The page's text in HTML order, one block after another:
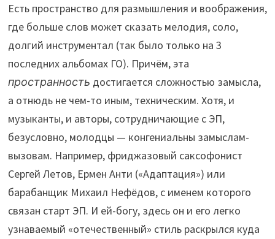
Есть пространство для размышления и воображения,
где больше слов может сказать мелодия, соло,
долгий инструментал (так было только на 3
последних альбомах ГО). Причём, эта
пространность достигается сложностью замысла,
а отнюдь не чем-то иным, техническим. Хотя, и
музыканты, и авторы, сотрудничающие с ЭП,
безусловно, молодцы — конгениальны замыслам-
вызовам. Например, фриджазовый саксофонист
Сергей Летов, Ермен Анти («Адаптация») или
барабанщик Михаил Нефёдов, с именем которого
связан старт ЭП. И ей-богу, здесь он и его легко
узнаваемый «отечественный» стиль раскрылся куда